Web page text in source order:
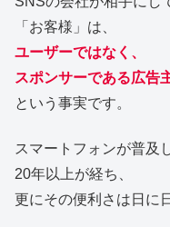
「お客様」は、
ユーザーではなく、
スポンサーである広告
という事実です。
スマートフォンが普及
20年以上が経ち、
更にその便利さは日に